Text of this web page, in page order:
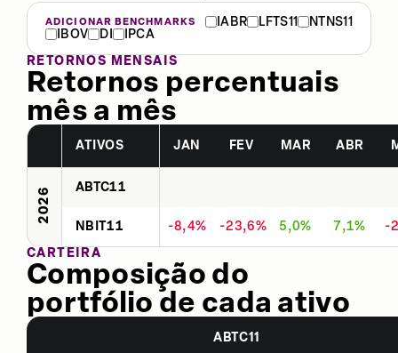
ADICIONAR BENCHMARKS IABR LFTS11
NTNS11
IBOV
DI
IPCA
RETORNOS MENSAIS
Retornos percentuais
mês a mês
ATIVOS JAN FEV MAR ABR
2026 ABTC11
NBIT11 -8,4% -23,6% 5,0% 7,1%
-
CARTEIRA
Composição do
portfólio de cada ativo
ABTC11